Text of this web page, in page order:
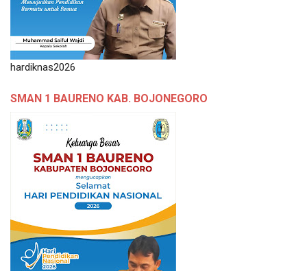
hardiknas2026
SMAN 1 BAURENO KAB. BOJONEGORO